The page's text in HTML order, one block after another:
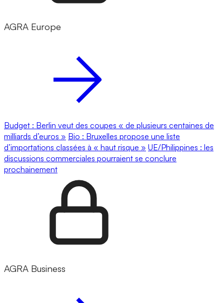
AGRA Europe
Budget : Berlin veut des coupes « de plusieurs centaines de
milliards d’euros » Bio : Bruxelles propose une liste
d’importations classées à « haut risque » UE/Philippines : les
discussions commerciales pourraient se conclure
prochainement
AGRA Business